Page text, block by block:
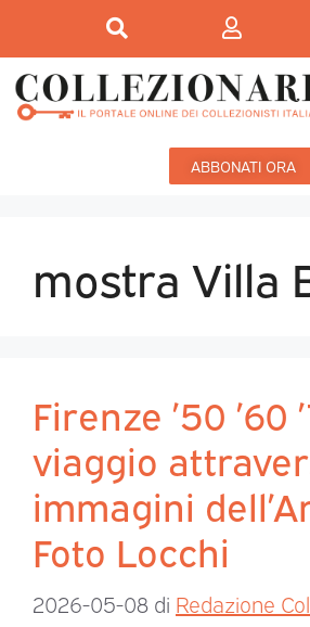
ABBONATI ORA
mostra Villa
Firenze ’50 ’60
viaggio
immagini
Foto Locchi
2026-05-08 di Redazione